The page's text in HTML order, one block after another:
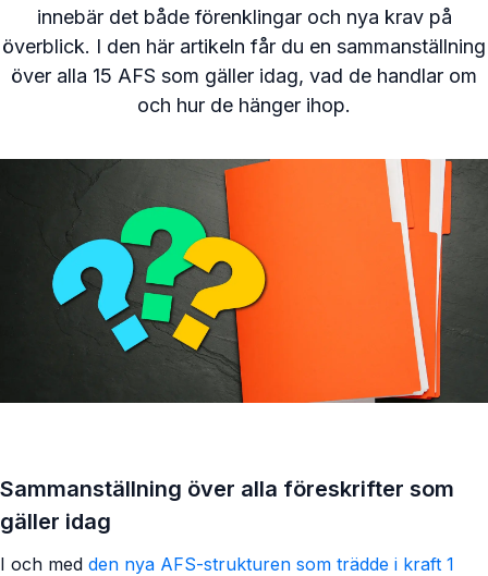
innebär det både förenklingar och nya krav på
överblick. I den här artikeln får du en sammanställning
över alla 15 AFS som gäller idag, vad de handlar om
och hur de hänger ihop.
Sammanställning över alla föreskrifter som
gäller idag
I och med den nya AFS-strukturen som trädde i kraft 1